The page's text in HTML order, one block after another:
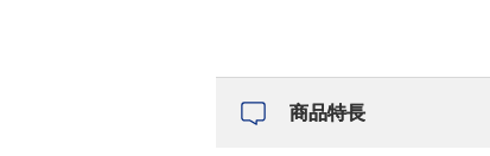
商品特長